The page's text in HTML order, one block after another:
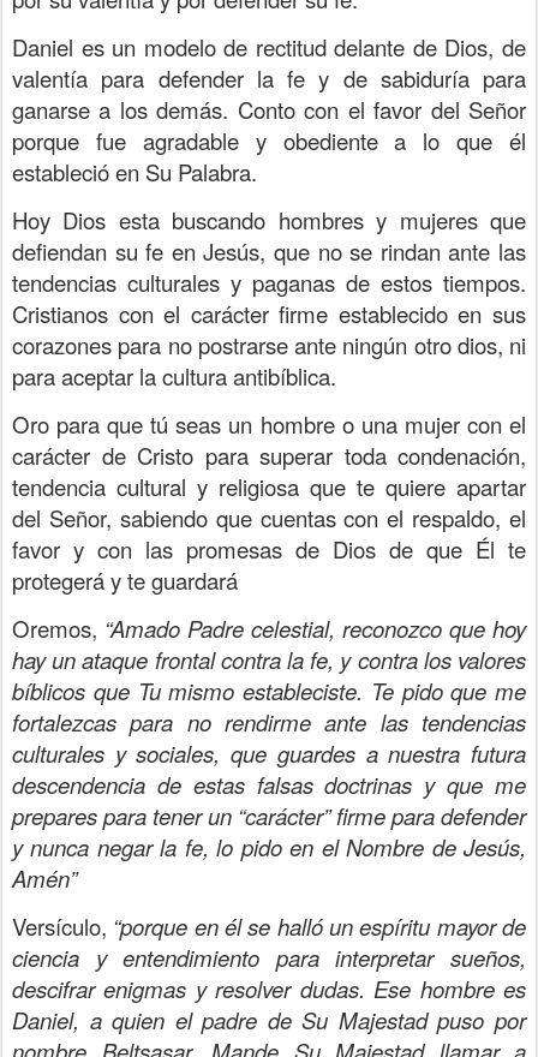
Daniel es un modelo de rectitud delante de Dios, de
valentía para defender la fe y de sabiduría para
ganarse a los demás. Conto con el favor del Señor
porque fue agradable y obediente a lo que él
estableció en Su Palabra.
Hoy Dios esta buscando hombres y mujeres que
defiendan su fe en Jesús, que no se rindan ante las
tendencias culturales y paganas de estos tiempos.
Cristianos con el carácter firme establecido en sus
corazones para no postrarse ante ningún otro dios, ni
para aceptar la cultura antibíblica.
Oro para que tú seas un hombre o una mujer con el
carácter de Cristo para superar toda condenación,
tendencia cultural y religiosa que te quiere apartar
del Señor, sabiendo que cuentas con el respaldo, el
favor y con las promesas de Dios de que Él te
protegerá y te guardará
Oremos, “Amado Padre celestial, reconozco que hoy
hay un ataque frontal contra la fe, y contra los valores
bíblicos que Tu mismo estableciste. Te pido que me
fortalezcas para no rendirme ante las tendencias
culturales y sociales, que guardes a nuestra futura
descendencia de estas falsas doctrinas y que me
prepares para tener un “carácter” firme para defender
y nunca negar la fe, lo pido en el Nombre de Jesús,
Amén”
Versículo, “porque en él se halló un espíritu mayor de
ciencia y entendimiento para interpretar sueños,
descifrar enigmas y resolver dudas. Ese hombre es
Daniel, a quien el padre de Su Majestad puso por